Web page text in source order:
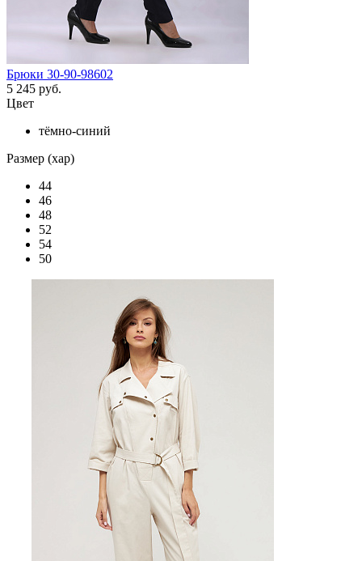
Брюки 30-90-98602
5 245 руб.
Цвет
тёмно-синий
Размер (хар)
44
46
48
52
54
50